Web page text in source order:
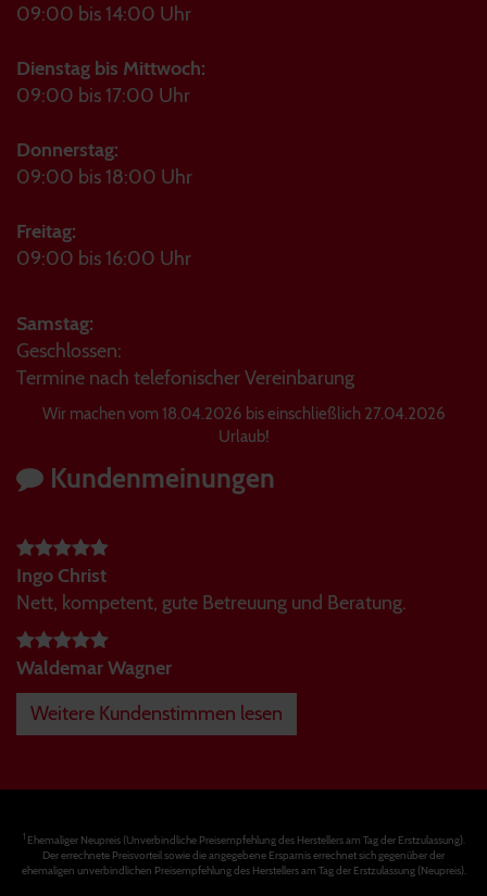
09:00 bis 14:00 Uhr
Dienstag bis Mittwoch:
09:00 bis 17:00 Uhr
Donnerstag:
09:00 bis 18:00 Uhr
Freitag:
09:00 bis 16:00 Uhr
Samstag:
Geschlossen:
Termine nach telefonischer Vereinbarung
Wir machen vom 18.04.2026 bis einschließlich 27.04.2026
Urlaub!
Kundenmeinungen
Ingo Christ
Nett, kompetent, gute Betreuung und Beratung.
Waldemar Wagner
Weitere Kundenstimmen lesen
1Ehemaliger Neupreis (Unverbindliche Preisempfehlung des Herstellers am Tag der Erstzulassung).
Der errechnete Preisvorteil sowie die angegebene Ersparnis errechnet sich gegenüber der
ehemaligen unverbindlichen Preisempfehlung des Herstellers am Tag der Erstzulassung (Neupreis).